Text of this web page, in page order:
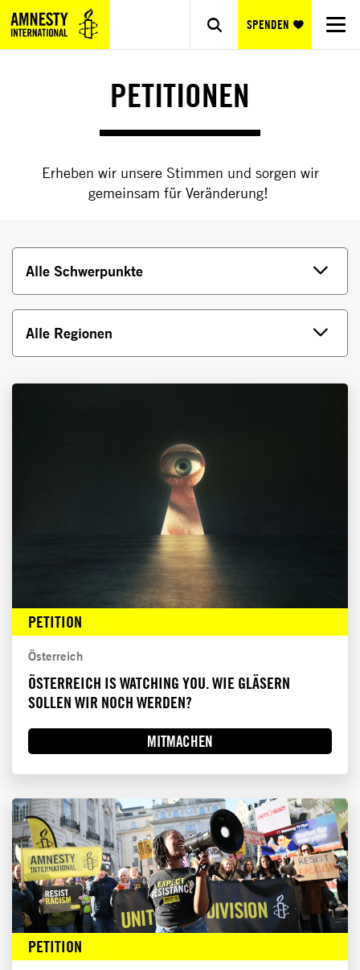
SPENDEN
PETITIONEN
Erheben wir unsere Stimmen und sorgen wir
gemeinsam für Veränderung!
PETITION
Österreich
ÖSTERREICH IS WATCHING YOU. WIE GLÄSERN
SOLLEN WIR NOCH WERDEN?
MITMACHEN
PETITION